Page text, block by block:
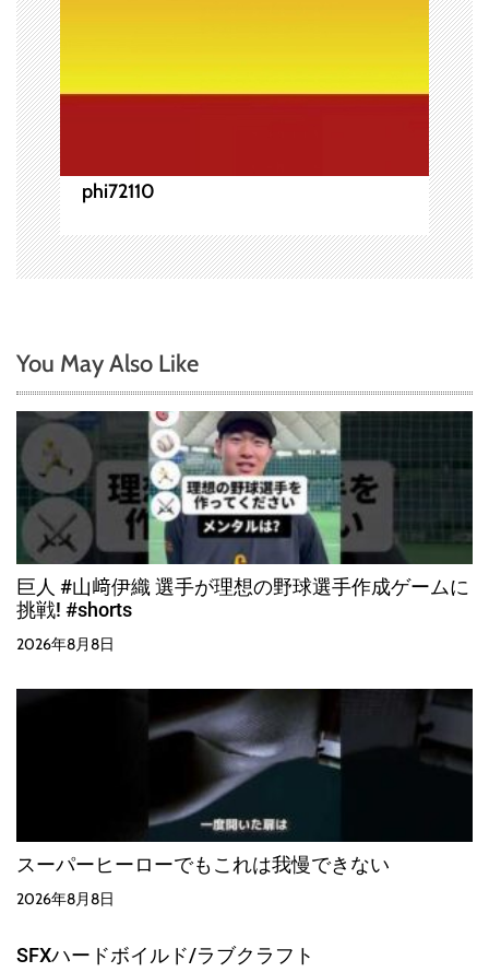
phi72110
You May Also Like
巨人 #山﨑伊織 選手が理想の野球選手作成ゲームに
挑戦! #shorts
2026年8月8日
スーパーヒーローでもこれは我慢できない
2026年8月8日
SFXハードボイルド/ラブクラフト